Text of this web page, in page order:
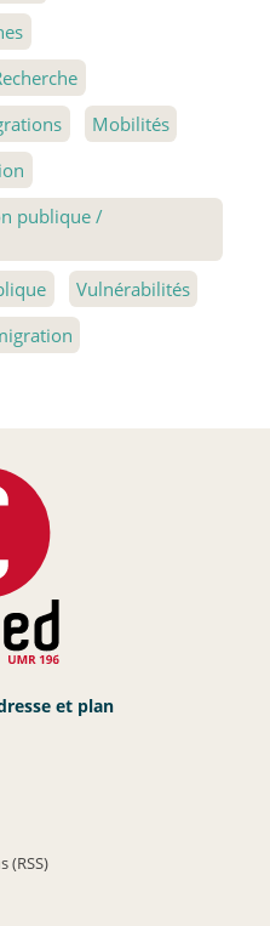
Mobilités
publique /
Vulnérabilités
et plan
(RSS)